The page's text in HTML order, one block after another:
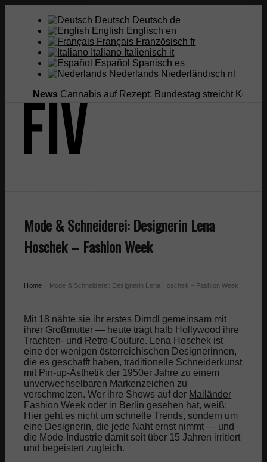
Deutsch Deutsch de
English Englisch en
Français Französisch fr
Italiano Italienisch it
Español Spanisch es
Nederlands Niederländisch nl
News Cannabis auf Rezept: Bundestag streicht
Menü Menü
Mode & Schneiderei: Designerin Lena
Hoschek – Fashion Week
Home Mode & Schneiderei: Designerin Lena Hoschek – Fashion Week
Mit 18 nähte sie ihr erstes Dirndl gemeinsam mit
ihrer Großmutter — heute trägt halb Hollywood ihre
Trachten- und Retro-Couture. Lena Hoschek ist
eine der wenigen österreichischen Designerinnen,
die es geschafft haben, traditionelle Schneiderkunst
mit Pin-up-Ästhetik der 1950er Jahre zu einem
unverwechselbaren Markenzeichen zu
verschmelzen. Wer ihre Shows auf der Mailänder
Fashion Week oder in Berlin gesehen hat, weiß:
Hier geht es nicht um schnelle Trends, sondern um
eine Designerin, die jede Naht ernst nimmt — und
die Mode-Industrie damit seit über 15 Jahren irritiert
und begeistert zugleich.